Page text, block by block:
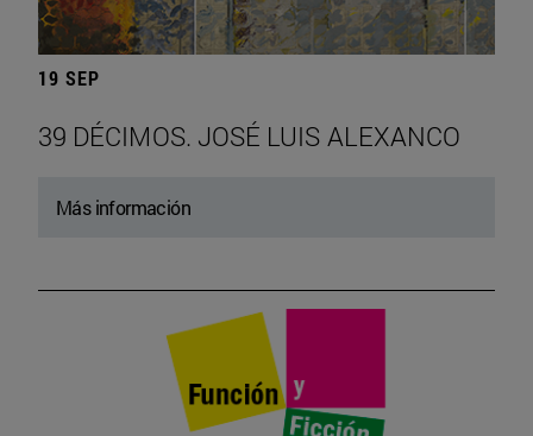
19 SEP
39 DÉCIMOS. JOSÉ LUIS ALEXANCO
Más información